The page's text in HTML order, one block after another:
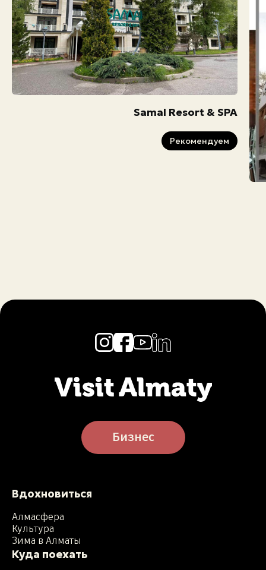
Samal Resort & SPA
Рекомендуем
Бизнес
Вдохновиться
Алмасфера
Культура
Зима в Алматы
Куда поехать